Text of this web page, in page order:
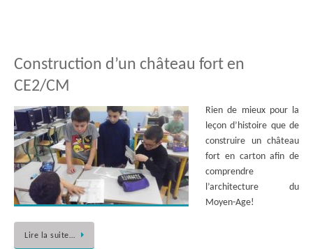
Construction d’un château fort en
CE2/CM
Rien de mieux pour la
leçon d’histoire que de
construire un château
fort en carton afin de
comprendre
l’architecture du
Moyen-Age!
Lire la suite…